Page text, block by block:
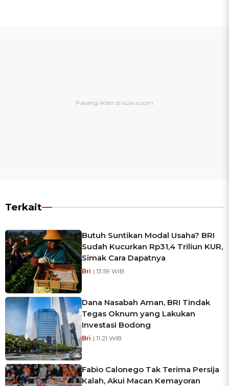
Terkait
Butuh Suntikan Modal Usaha? BRI
Sudah Kucurkan Rp31,4 Triliun KUR,
Simak Cara Dapatnya
Bri | 13:59 WIB
Dana Nasabah Aman, BRI Tindak
Tegas Oknum yang Lakukan
Investasi Bodong
Bri | 11:21 WIB
Fabio Calonego Tak Terima Persija
Kalah, Akui Macan Kemayoran